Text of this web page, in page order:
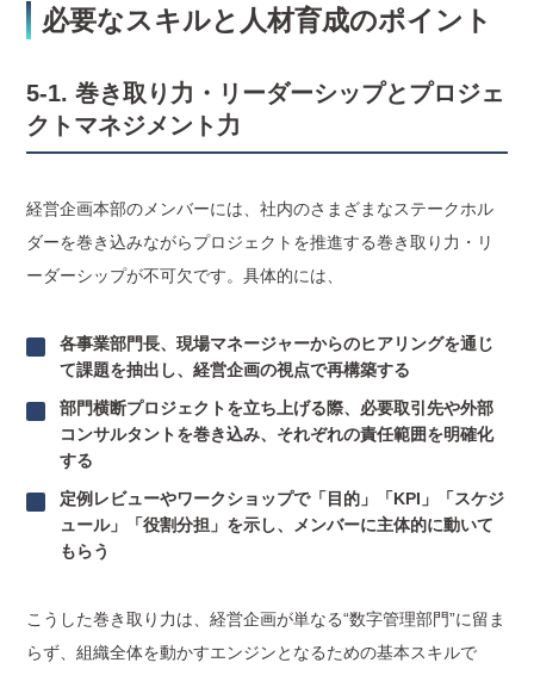
必要なスキルと人材育成のポイント
5-1. 巻き取り力・リーダーシップとプロジェ
クトマネジメント力
経営企画本部のメンバーには、社内のさまざまなステークホル
ダーを巻き込みながらプロジェクトを推進する巻き取り力・リ
ーダーシップが不可欠です。具体的には、
各事業部門長、現場マネージャーからのヒアリングを通じ
て課題を抽出し、経営企画の視点で再構築する
部門横断プロジェクトを立ち上げる際、必要取引先や外部
コンサルタントを巻き込み、それぞれの責任範囲を明確化
する
定例レビューやワークショップで「目的」「KPI」「スケジ
ュール」「役割分担」を示し、メンバーに主体的に動いて
もらう
こうした巻き取り力は、経営企画が単なる“数字管理部門”に留ま
らず、組織全体を動かすエンジンとなるための基本スキルで